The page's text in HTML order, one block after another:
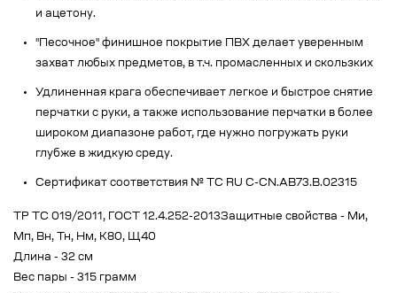
и ацетону.
"Песочное" финишное покрытие ПВХ делает уверенным
захват любых предметов, в т.ч. промасленных и скользких
Удлиненная крага обеспечивает легкое и быстрое снятие
перчатки с руки, а также использование перчатки в более
широком диапазоне работ, где нужно погружать руки
глубже в жидкую среду.
Сертификат соответствия № ТС RU C-CN.АВ73.В.02315
ТР ТС 019/2011, ГОСТ 12.4.252-2013Защитные свойства - Ми,
Мп, Вн, Тн, Нм, К80, Щ40
Длина - 32 см
Вес пары - 315 грамм